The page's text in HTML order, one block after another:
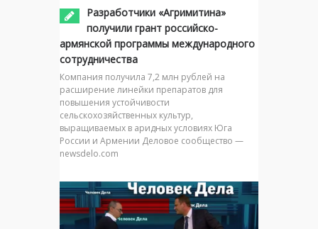
Разработчики «Агримитина»
получили грант российско-
армянской программы международного
сотрудничества
Компания получила 7,2 млн рублей на
расширение линейки препаратов для
повышения устойчивости
сельскохозяйственных культур,
выращиваемых в аридных условиях Юга
России и Армении Деловое сообщество —
newsdelo.com